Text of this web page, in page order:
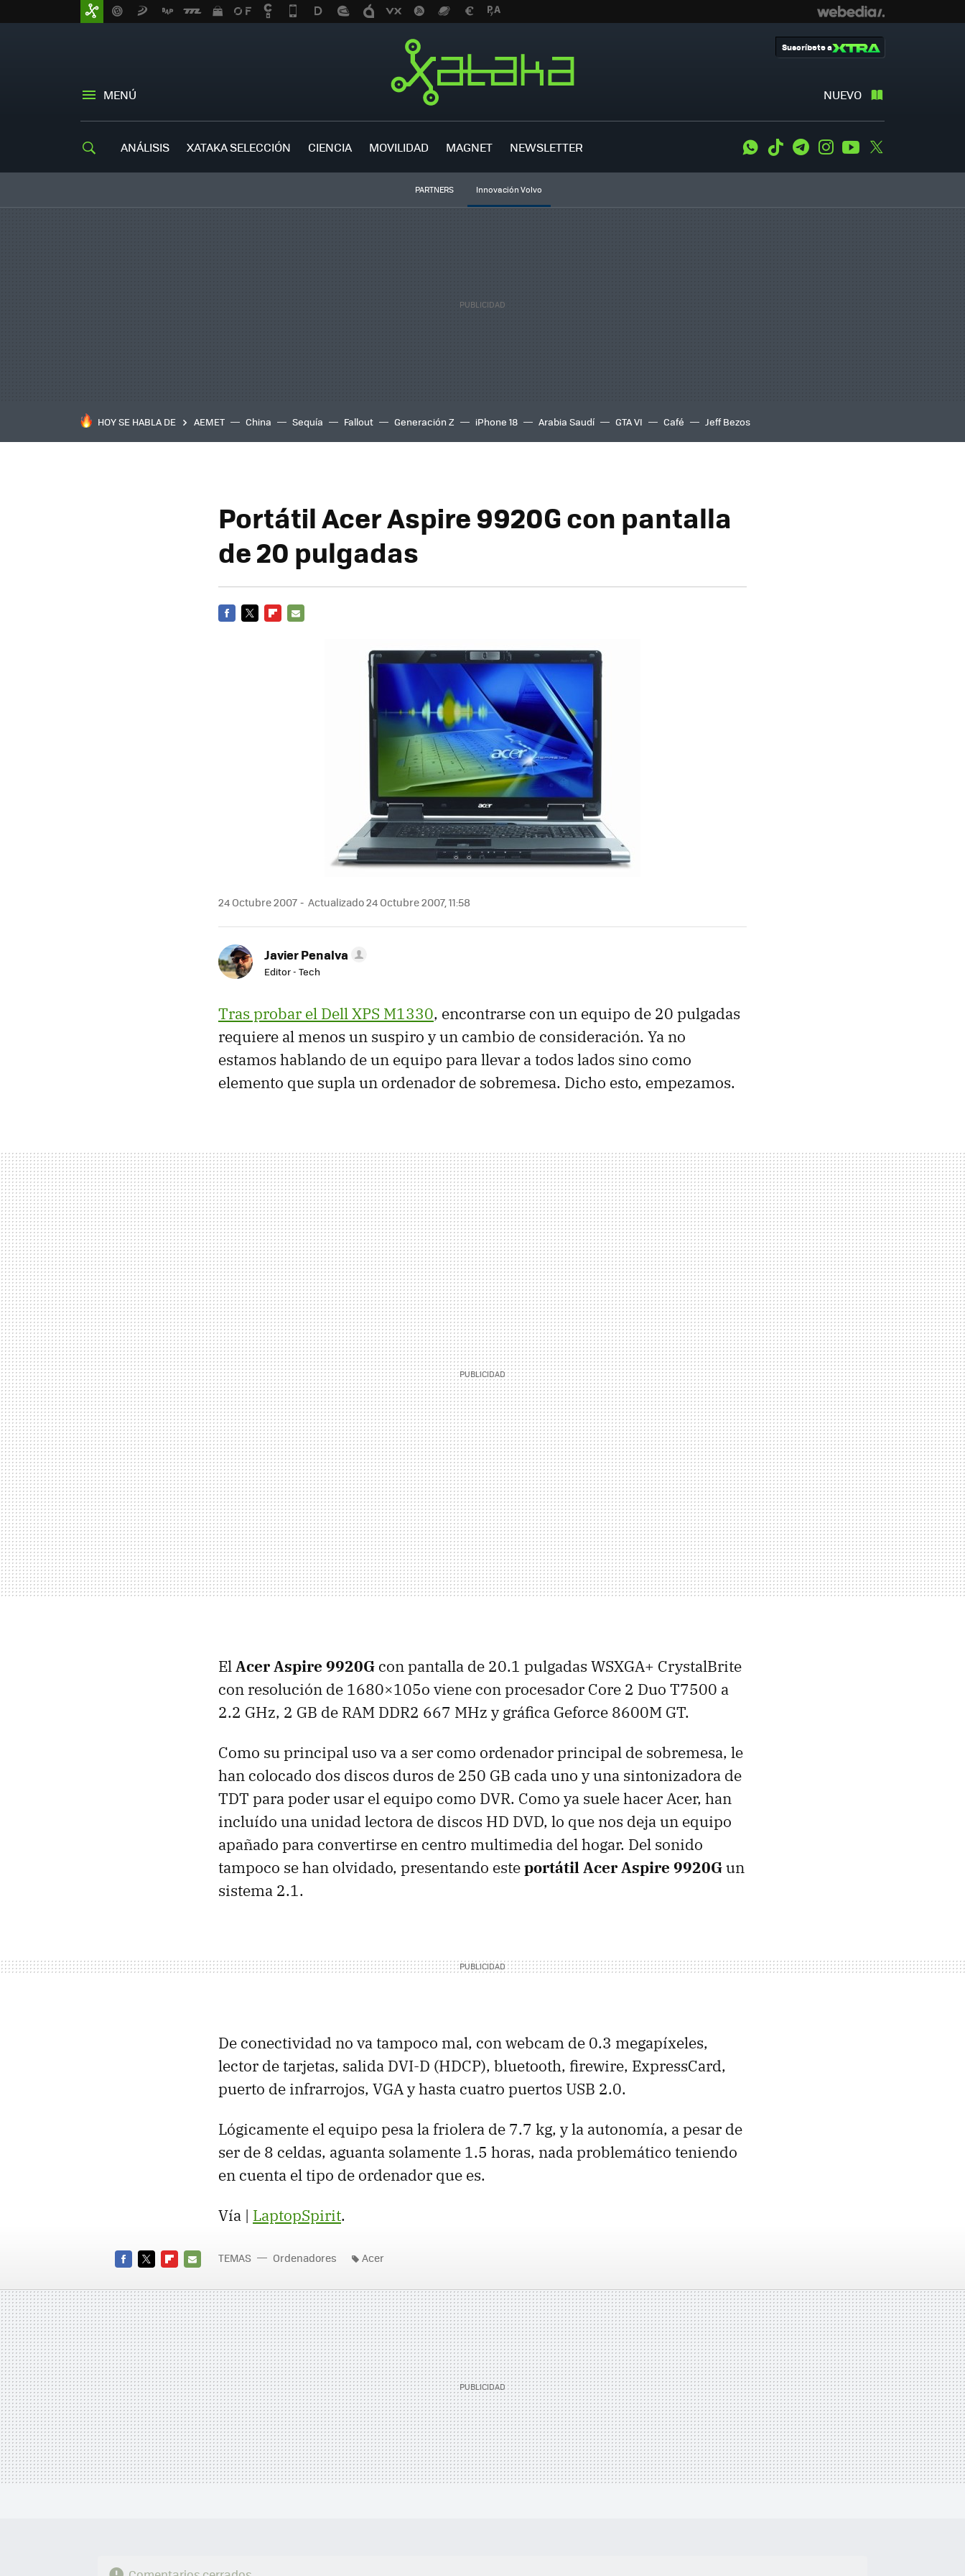
MENÚ NUEVO
Suscríbete a
ANÁLISIS XATAKA SELECCIÓN CIENCIA MOVILIDAD MAGNET NEWSLETTER WhatsApp
Tiktok TelegramInstagramYoutube
PARTNERS Innovación Volvo
HOY SE HABLA DE AEMET China Sequía Fallout Generación Z iPhone 18 Arabia Saudí GTA VI Café Jeff Bezos
Portátil Acer Aspire 9920G con pantalla
de 20 pulgadas
24 Octubre 2007 Actualizado 24 Octubre 2007, 11:58
Javier Penalva
Editor - Tech
Tras probar el Dell XPS M1330, encontrarse con un equipo de 20 pulgadas
requiere al menos un suspiro y un cambio de consideración. Ya no
estamos hablando de un equipo para llevar a todos lados sino como
elemento que supla un ordenador de sobremesa. Dicho esto, empezamos.
ElAcer Aspire 9920G con pantalla de 20.1 pulgadas WSXGA+ CrystalBrite
con resolución de 1680×105o viene con procesador Core 2 Duo T7500 a
2.2 GHz, 2 GB de RAM DDR2 667 MHz y gráfica Geforce 8600M GT.
Como su principal uso va a ser como ordenador principal de sobremesa, le
han colocado dos discos duros de 250 GB cada uno y una sintonizadora de
TDT para poder usar el equipo como DVR. Como ya suele hacer Acer, han
incluído una unidad lectora de discos HD DVD, lo que nos deja un equipo
apañado para convertirse en centro multimedia del hogar. Del sonido
tampoco se han olvidado, presentando esteportátil Acer Aspire 9920Gun
sistema 2.1.
De conectividad no va tampoco mal, con webcam de 0.3 megapíxeles,
lector de tarjetas, salida DVI-D (HDCP), bluetooth, firewire, ExpressCard,
puerto de infrarrojos, VGA y hasta cuatro puertos USB 2.0.
Lógicamente el equipo pesa la friolera de 7.7 kg, y la autonomía, a pesar de
ser de 8 celdas, aguanta solamente 1.5 horas, nada problemático teniendo
en cuenta el tipo de ordenador que es.
Vía | LaptopSpirit.
MAIL
TEMAS Ordenadores Acer